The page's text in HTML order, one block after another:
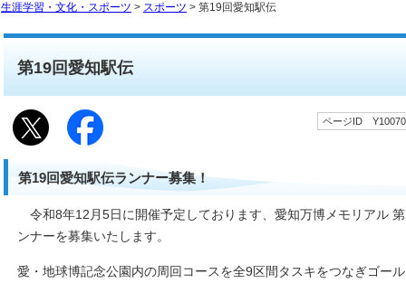
生涯学習・文化・スポーツ > スポーツ > 第19回愛知駅伝
第19回愛知駅伝
ページID
第19回愛知駅伝ランナー募集！
令和8年12月5日に開催予定しております、愛知万博メモリアル
ンナーを募集いたします。
愛・地球博記念公園内の周回コースを全9区間タスキをつなぎゴー